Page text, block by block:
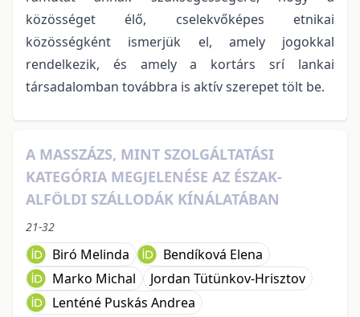
közösséget élő, cselekvőképes etnikai
közösségként ismerjük el, amely jogokkal
rendelkezik, és amely a kortárs srí lankai
társadalomban továbbra is aktív szerepet tölt be.
A MASSZÁZS, MINT SZOLGÁLTATÁSI
KATEGÓRIA MEGJELENÉSE AZ ÉSZAK-
ALFÖLDI SZÁLLODÁK KÍNÁLATÁBAN
21-32
Biró Melinda
Bendíková Elena
Marko Michal
Jordan Tütünkov-Hrisztov
Lenténé Puskás Andrea